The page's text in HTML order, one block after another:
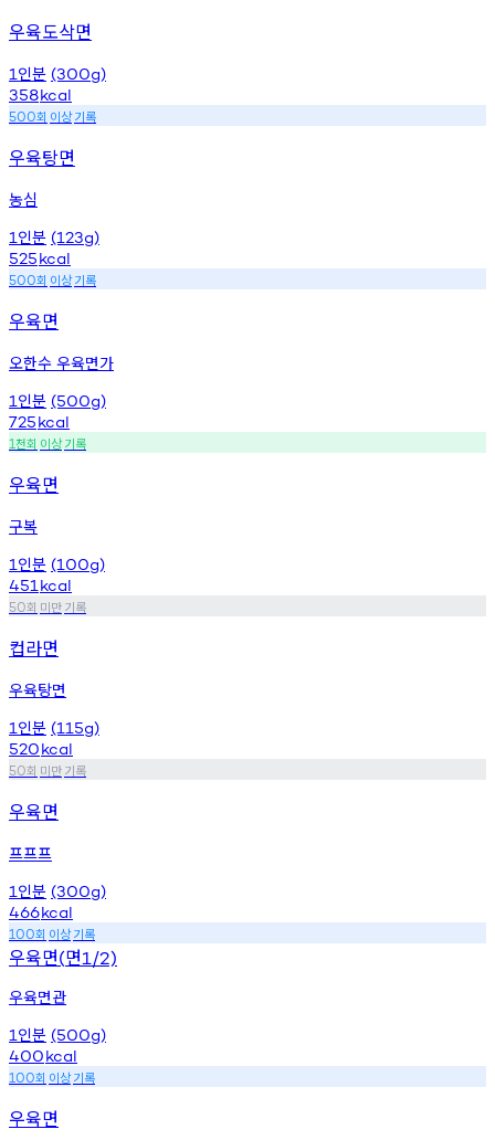
우육도삭면
1 인분 (300g)
358kcal
500회 이상기록
우육탕면
농심
1 인분 (123g)
525kcal
500회 이상기록
우육면
오한수 우육면가
1 인분 (500g)
725kcal
1천회 이상기록
우육면
구복
1 인분 (100g)
451 kcal
50회 미만기록
컵라면
우육탕면
1 인분 (115g)
520kcal
50회 미만기록
우육면
프프프
1 인분 (300g)
466kcal
100회 이상기록
우육면(면1/2)
우육면관
1 인분 (500g)
400kcal
100회 이상기록
우육면